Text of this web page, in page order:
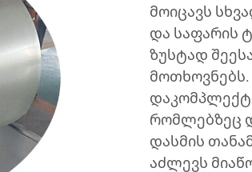
მოიცავს
და საფარის
ზუსტად
რომლებზეც
დასმის
აძლევს